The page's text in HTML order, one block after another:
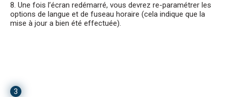
8. Une fois l’écran redémarré, vous devrez re-paramétrer les
options de langue et de fuseau horaire (cela indique que la
mise à jour a bien été effectuée).
3